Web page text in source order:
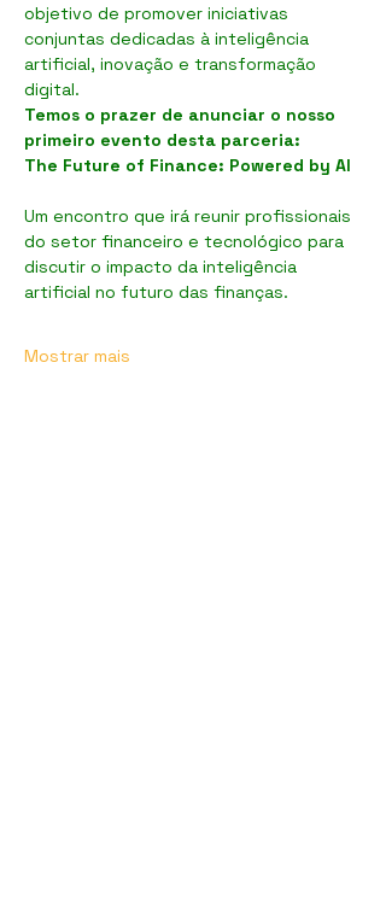
objetivo de promover iniciativas
conjuntas dedicadas à inteligência
artificial, inovação e transformação
digital.
Temos o prazer de anunciar o nosso
primeiro evento desta parceria:
The Future of Finance: Powered by AI
Um encontro que irá reunir profissionais
do setor financeiro e tecnológico para
discutir o impacto da inteligência
artificial no futuro das finanças.
Mostrar mais